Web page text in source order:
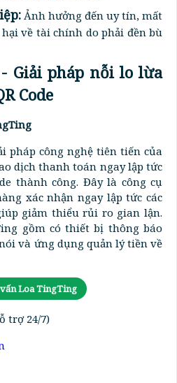
Ảnh hưởng đến uy tín, mất
về tài chính do phải đền bù
Giải pháp nỗi lo lừa
Code
pháp công nghệ tiên tiến của
dịch thanh toán ngay lập tức
thành công. Đây là công cụ
xác nhận ngay lập tức các
giảm thiểu rủi ro gian lận.
gồm có thiết bị thông báo
và ứng dụng quản lý tiền về
Loa TingTing
trợ 24/7)